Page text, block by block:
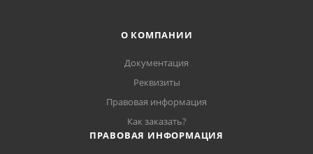
О КОМПАНИИ
Документация
Реквизиты
Правовая информация
Как заказать?
ПРАВОВАЯ ИНФОРМАЦИЯ